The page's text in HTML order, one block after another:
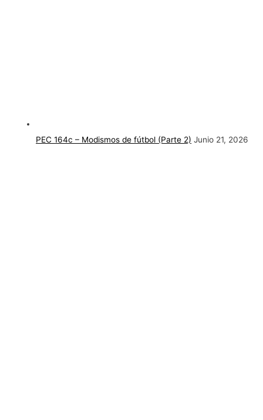
PEC 164c – Modismos de fútbol (Parte 2) Junio 21, 2026